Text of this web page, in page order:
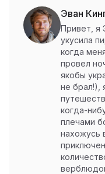
Эван
Привет, я
укусила
когда
провел
якобы
не брал!),
когда-
плечами
нахожусь